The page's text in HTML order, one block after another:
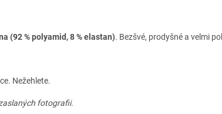
(92 % polyamid, 8 % elastan). Bezšvé, prodyšné a velmi
Nežehlete.
fotografii.